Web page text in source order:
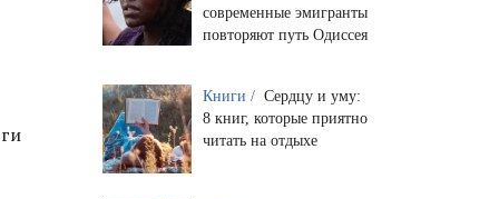
современные эмигранты
повторяют путь Одиссея
Книги / Сердцу и уму:
8 книг, которые приятно
читать на отдыхе